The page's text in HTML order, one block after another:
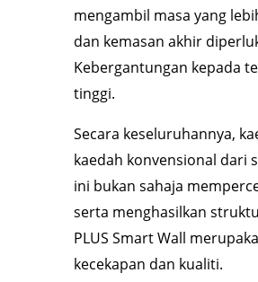
mengambil masa yang
dan kemasan akhir
Kebergantungan kepada
tinggi.
Secara keseluruhannya,
kaedah konvensional dari
ini bukan sahaja
serta menghasilkan
PLUS Smart Wall
kecekapan dan kualiti.